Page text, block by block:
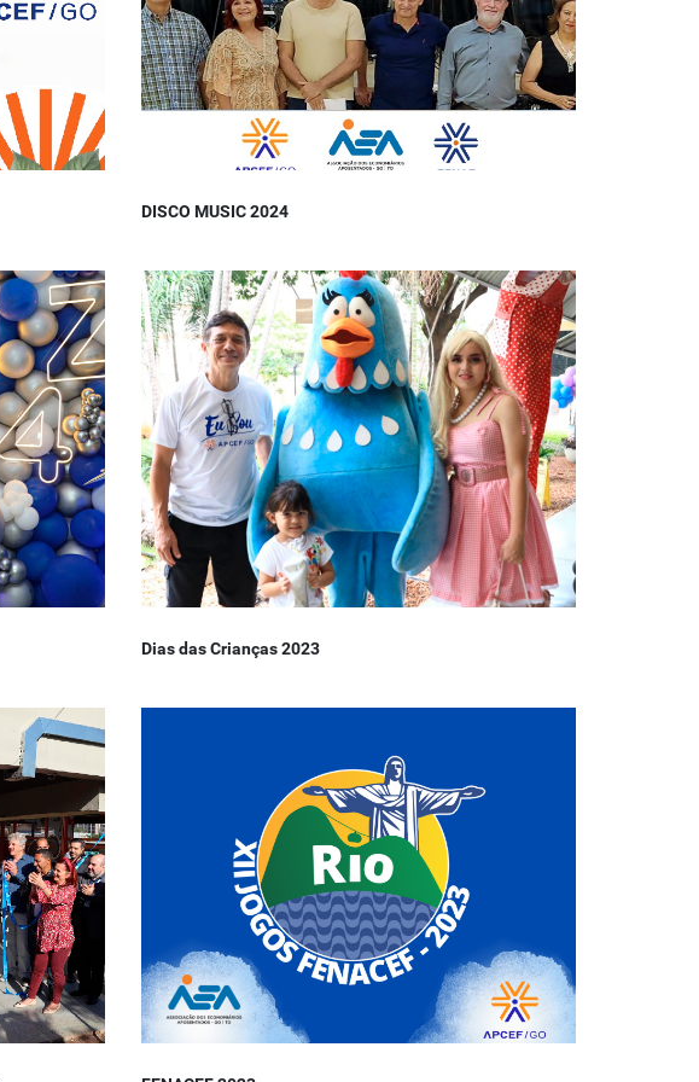
DISCO MUSIC 2024
Dias das Crianças 2023